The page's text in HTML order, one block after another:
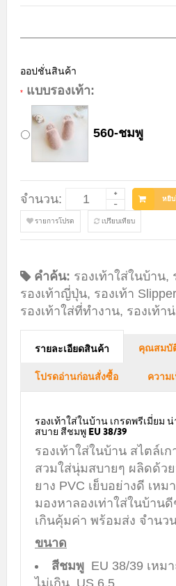
ออปชั่นสินค้า
* แบบรองเท้า:
560-ชมพู
จำนวน: หยิบ
รายการโปรด เปรียบเทียบ
คำค้น: รองเท้าใส่ในบ้าน,
รองเท้าญี่ปุ่น, รองเท้า Slipper
รองเท้าใส่ที่ทำงาน, รองเท้า
รายละเอียดสินค้า คุณสมบั
โปรดอ่านก่อนสั่งซื้อ ความ
รองเท้าใส่ในบ้าน เกรดพรีเมี่ยม
สบาย สีชมพู EU 38/39
รองเท้าใส่ในบ้าน สไตล์เ
สวมใส่นุ่มสบายๆ ผลิดด้
ยาง PVC เย็บอย่างดี เหม
มองหาลองเท่าใส่ในบ้าน
เกินคุ้มค่า พร้อมส่ง จำนว
ขนาด
สีชมพู EU 38/39 เหม
ไม่เกิน US 6.5